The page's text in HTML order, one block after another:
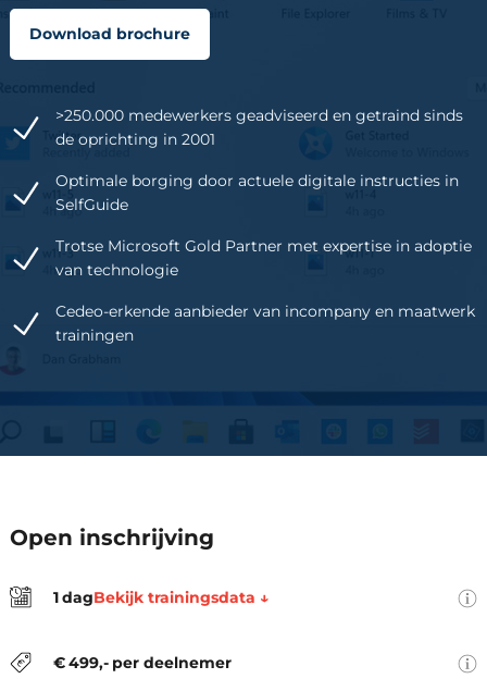
Download brochure
>250.000 medewerkers geadviseerd en getraind sinds
de oprichting in 2001
Optimale borging door actuele digitale instructies in
SelfGuide
Trotse Microsoft Gold Partner met expertise in adoptie
van technologie
Cedeo-erkende aanbieder van incompany en maatwerk
trainingen
Open inschrijving
1dagBekijk trainingsdata ↓
€499,- per deelnemer
locatie, trainingsmateriaal, lunch,
Groningen, Hengelo, Rotterdam,